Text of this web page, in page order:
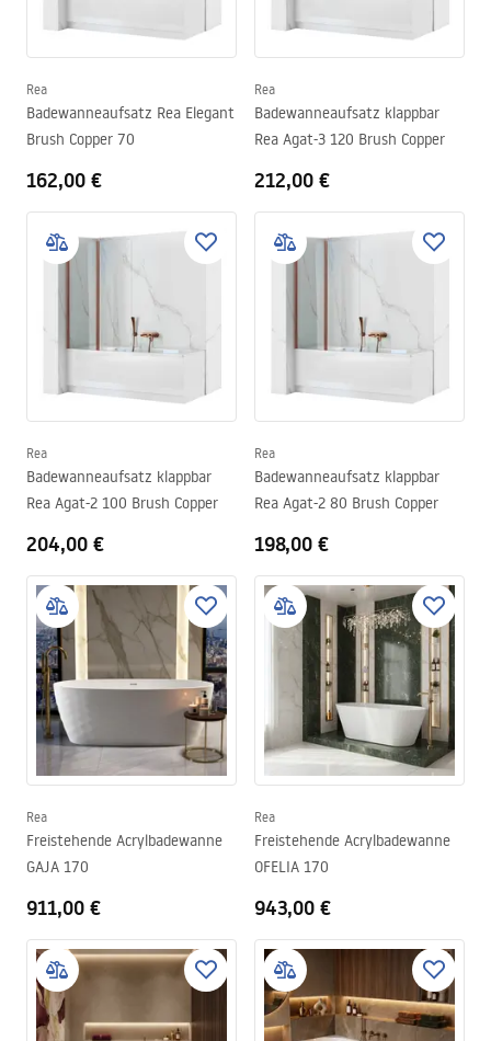
Rea
Badewanneaufsatz Rea Elegant
Brush Copper 70
162,00 €
Rea
Badewanneaufsatz klappbar
Rea Agat-3 120 Brush Copper
212,00 €
Rea
Badewanneaufsatz klappbar
Rea Agat-2 100 Brush Copper
204,00 €
Rea
Badewanneaufsatz klappbar
Rea Agat-2 80 Brush Copper
198,00 €
Rea
Freistehende Acrylbadewanne
GAJA 170
911,00 €
Rea
Freistehende Acrylbadewanne
OFELIA 170
943,00 €